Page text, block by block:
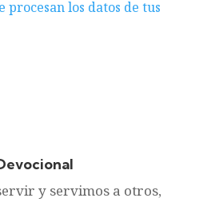
procesan los datos de tus
y servimos a otros,